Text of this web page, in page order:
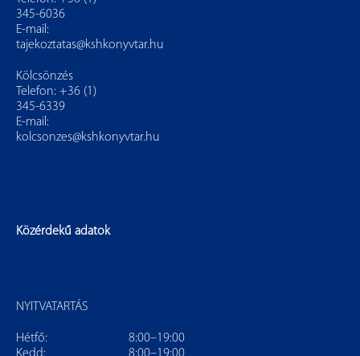
345-6036
E-mail:
tajekoztatas@kshkonyvtar.hu
Kölcsönzés
Telefon: +36 (1)
345-6339
E-mail:
kolcsonzes@kshkonyvtar.hu
Közérdekű adatok
NYITVATARTÁS
Hétfő:
8:00–19:00